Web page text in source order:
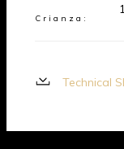
Crianza:
Technical